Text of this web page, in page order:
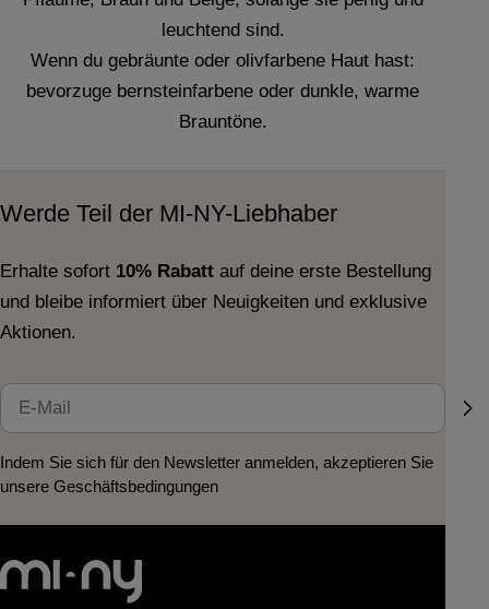
leuchtend sind.
Wenn du gebräunte oder olivfarbene Haut hast:
bevorzuge bernsteinfarbene oder dunkle, warme
Brauntöne.
Werde Teil der MI-NY-Liebhaber
Erhalte sofort 10% Rabatt auf deine erste Bestellung
und bleibe informiert über Neuigkeiten und exklusive
Aktionen.
Mail
Indem Sie sich für den Newsletter anmelden, akzeptieren Sie
unsere Geschäftsbedingungen